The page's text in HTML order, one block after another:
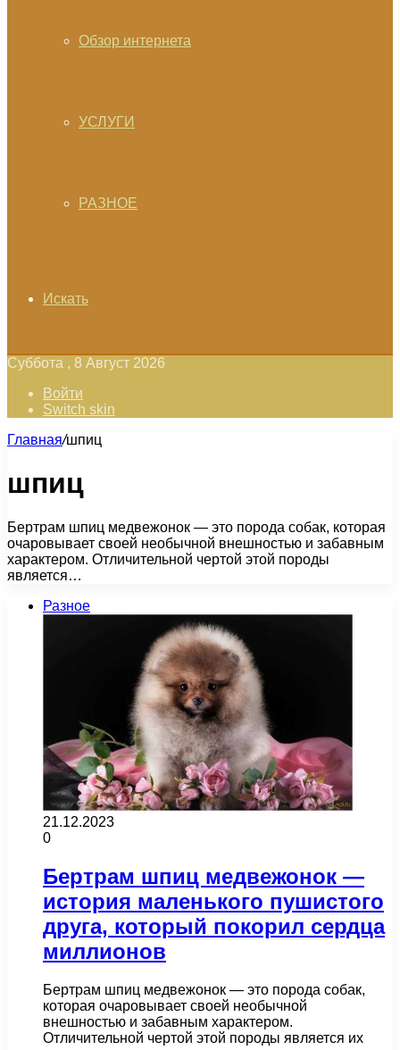
Обзор интернета
УСЛУГИ
РАЗНОЕ
Искать
Суббота , 8 Август 2026
Войти
Switch skin
Главная/шпиц
шпиц
Бертрам шпиц медвежонок — это порода собак, которая
очаровывает своей необычной внешностью и забавным
характером. Отличительной чертой этой породы
является…
Разное
21.12.2023
0
Бертрам шпиц медвежонок —
история маленького пушистого
друга, который покорил сердца
миллионов
Бертрам шпиц медвежонок — это порода собак,
которая очаровывает своей необычной
внешностью и забавным характером.
Отличительной чертой этой породы является их